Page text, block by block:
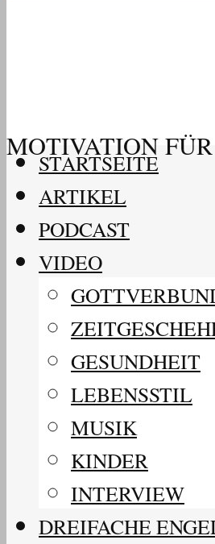
MOTIVATION
STARTSEITE
ARTIKEL
PODCAST
VIDEO
GESUNDHEIT
LEBENSSTIL
MUSIK
KINDER
INTERVIEW
DREIFACHE